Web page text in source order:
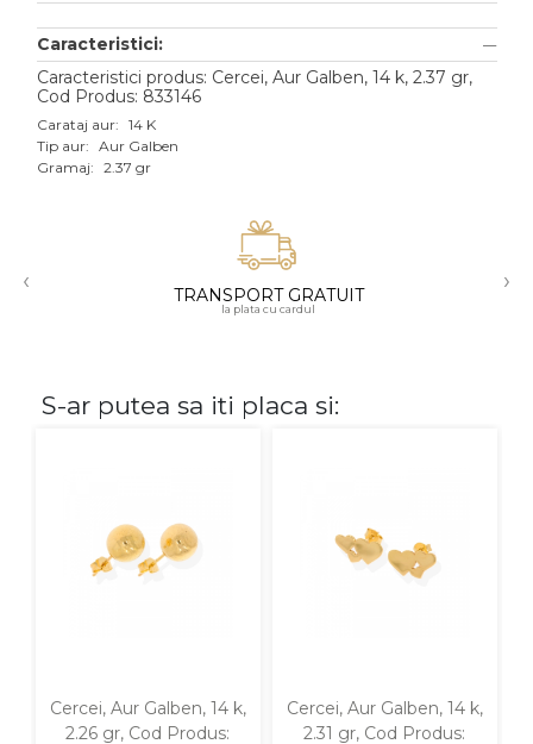
Aur alb
Aur roz
Aur mixt
18K
Caracteristici:
Caracteristici produs: Cercei, Aur Galben, 14 k, 2.37 gr,
Cod Produs: 833146
Carataj aur: 14 K
Tip aur: Aur Galben
Gramaj: 2.37 gr
‹ TRANSPORT GRATUIT
la plata cu cardul
›
S-ar putea sa iti placa si:
Cercei, Aur Galben, 14 k,
2.26 gr, Cod Produs:
Cercei, Aur Galben, 14 k,
2.31 gr, Cod Produs: